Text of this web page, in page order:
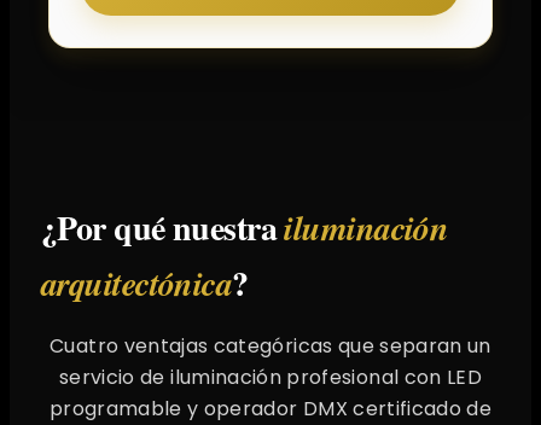
¿Por qué nuestrailuminación
arquitectónica?
Cuatro ventajas categóricas que separan un
servicio de iluminación profesional con LED
programable y operador DMX certificado de